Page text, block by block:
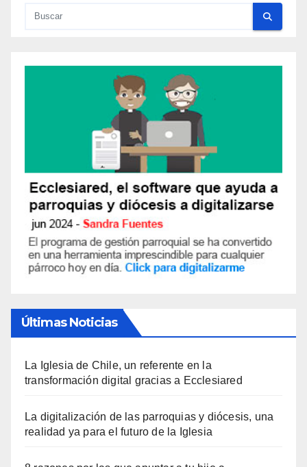
Últimas Noticias
La Iglesia de Chile, un referente en la
transformación digital gracias a Ecclesiared
La digitalización de las parroquias y diócesis, una
realidad ya para el futuro de la Iglesia